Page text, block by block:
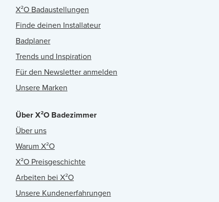
X²O Badaustellungen
Finde deinen Installateur
Badplaner
Trends und Inspiration
Für den Newsletter anmelden
Unsere Marken
Über X²O Badezimmer
Über uns
Warum X²O
X²O Preisgeschichte
Arbeiten bei X²O
Unsere Kundenerfahrungen